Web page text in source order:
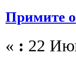
Примите
« : 22